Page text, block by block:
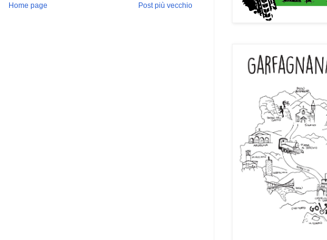
Post più vecchio
Home page